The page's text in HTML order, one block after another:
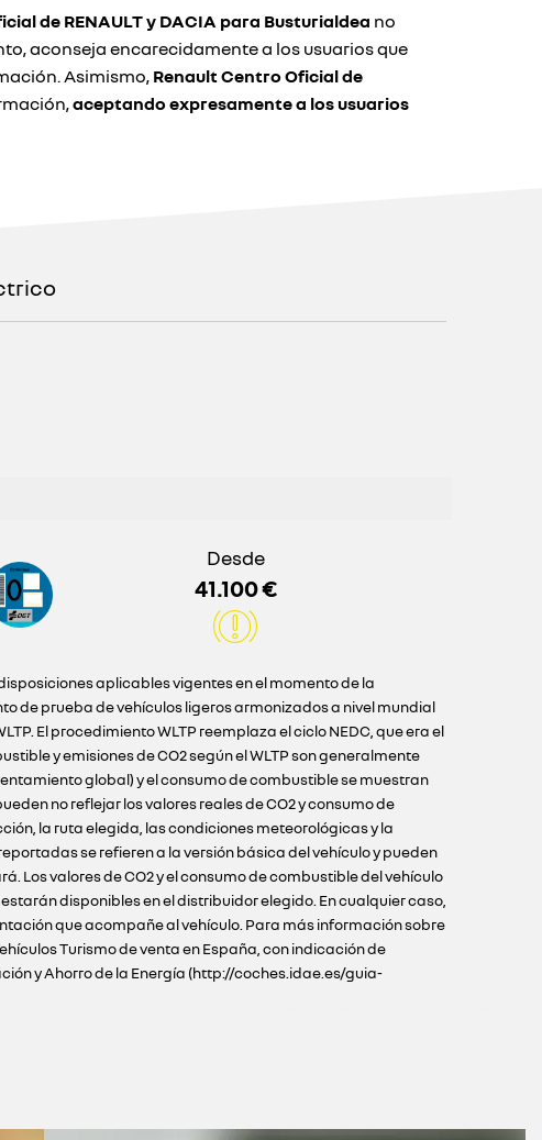
de RENAULT y DACIA para Busturialdea no
aconseja encarecidamente a los usuarios que
Asimismo,Renault Centro Oficial de
aceptando expresamente a los usuarios
Desde
41.100 €
aplicables vigentes en el momento de la
de prueba de vehículos ligeros armonizados a nivel mundial
El procedimiento WLTP reemplaza el ciclo NEDC, que era el
y emisiones de CO2 según el WLTP son generalmente
global) y el consumo de combustible se muestran
no reflejar los valores reales de CO2 y consumo de
la ruta elegida, las condiciones meteorológicas y la
se refieren a la versión básica del vehículo y pueden
Los valores de CO2 y el consumo de combustible del vehículo
disponibles en el distribuidor elegido. En cualquier caso,
que acompañe al vehículo. Para más información sobre
Turismo de venta en España, con indicación de
y Ahorro de la Energía (http://coches.idae.es/guia-